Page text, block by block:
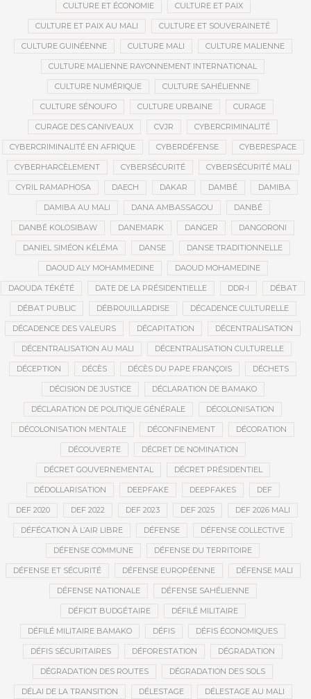
CULTURE ET ÉCONOMIE CULTURE ET PAIX
CULTURE ET PAIX AU MALI CULTURE ET SOUVERAINETÉ
CULTURE GUINÉENNE CULTURE MALI CULTURE MALIENNE
CULTURE MALIENNE RAYONNEMENT INTERNATIONAL
CULTURE NUMÉRIQUE CULTURE SAHÉLIENNE
CULTURE SÉNOUFO CULTURE URBAINE CURAGE
CURAGE DES CANIVEAUX CVJR CYBERCRIMINALITÉ
CYBERCRIMINALITÉ EN AFRIQUE CYBERDÉFENSE CYBERESPACE
CYBERHARCÈLEMENT CYBERSÉCURITÉ CYBERSÉCURITÉ MALI
CYRIL RAMAPHOSA DAECH DAKAR DAMBÉ DAMIBA
DAMIBA AU MALI DANA AMBASSAGOU DANBÉ
DANBÉ KOLOSIBAW DANEMARK DANGER DANGORONI
DANIEL SIMÉON KÉLÉMA DANSE DANSE TRADITIONNELLE
DAOUD ALY MOHAMMEDINE DAOUD MOHAMEDINE
DAOUDA TÉKÉTÉ DATE DE LA PRÉSIDENTIELLE DDR-I DÉBAT
DÉBAT PUBLIC DÉBROUILLARDISE DÉCADENCE CULTURELLE
DÉCADENCE DES VALEURS DÉCAPITATION DÉCENTRALISATION
DÉCENTRALISATION AU MALI DÉCENTRALISATION CULTURELLE
DÉCEPTION DÉCÈS DÉCÈS DU PAPE FRANÇOIS DÉCHETS
DÉCISION DE JUSTICE DÉCLARATION DE BAMAKO
DÉCLARATION DE POLITIQUE GÉNÉRALE DÉCOLONISATION
DÉCOLONISATION MENTALE DÉCONFINEMENT DÉCORATION
DÉCOUVERTE DÉCRET DE NOMINATION
DÉCRET GOUVERNEMENTAL DÉCRET PRÉSIDENTIEL
DÉDOLLARISATION DEEPFAKE DEEPFAKES DEF
DEF 2020 DEF 2022 DEF 2023 DEF 2025 DEF 2026 MALI
DÉFÉCATION À L’AIR LIBRE DÉFENSE DÉFENSE COLLECTIVE
DÉFENSE COMMUNE DÉFENSE DU TERRITOIRE
DÉFENSE ET SÉCURITÉ DÉFENSE EUROPÉENNE DÉFENSE MALI
DÉFENSE NATIONALE DÉFENSE SAHÉLIENNE
DÉFICIT BUDGÉTAIRE DÉFILÉ MILITAIRE
DÉFILÉ MILITAIRE BAMAKO DÉFIS DÉFIS ÉCONOMIQUES
DÉFIS SÉCURITAIRES DÉFORESTATION DÉGRADATION
DÉGRADATION DES ROUTES DÉGRADATION DES SOLS
DÉLAI DE LA TRANSITION DÉLESTAGE DÉLESTAGE AU MALI